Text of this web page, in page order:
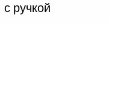
с ручкой